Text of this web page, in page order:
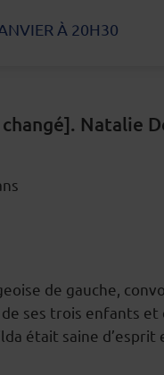
À 20H30
Natalie
de gauche,
de ses trois enfants
était saine